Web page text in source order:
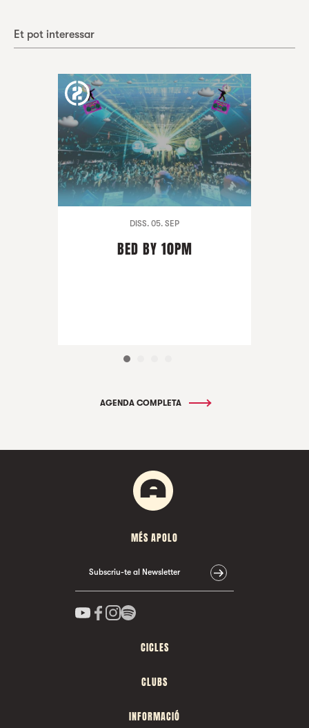
Et pot interessar
DISS. 05. SEP
BED BY 10PM
AGENDA COMPLETA
MÉS APOLO
Subscriu-te al Newsletter
CICLES
CLUBS
INFORMACIÓ